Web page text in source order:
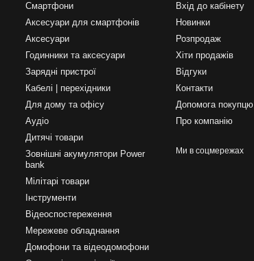
Смартфони
Аксесуари для смартфонів
Аксесуари
Годинники та аксесуари
Зарядні пристрої
Кабелі | перехідники
Для дому та офісу
Аудіо
Дитячі товари
Зовнішні акумулятори Power
bank
Мілітарі товари
Інструменти
Відеоспостереження
Мережеве обладнання
Домофони та відеодомофони
Вхід до кабінету
Новинки
Розпродаж
Хіти продажів
Відгуки
Контакти
Допомога покупцю
Про компанію
Ми в соцмережах